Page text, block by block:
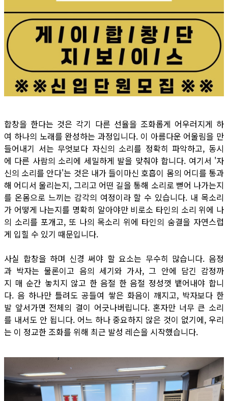
합창을 한다는 것은 각기 다른 선율을 조화롭게 어우러지게 하
여 하나의 노래를 완성하는 과정입니다. 이 아름다운 어울림을 만
들어내기 서는 무엇보다 자신의 소리를 정확히 파악하고, 동시
에 다른 사람의 소리에 세밀하게 발을 맞춰야 합니다. 여기서 '자
신의 소리를 안다'는 것은 내가 들이마신 호흡이 몸의 어디를 통과
해 어디서 울리는지, 그리고 어떤 길을 통해 소리로 뻗어 나가는지
를 온몸으로 느끼는 감각의 여정이라 할 수 있습니다. 내 목소리
가 어떻게 나는지를 명확히 알아야만 비로소 타인의 소리 위에 나
의 소리를 포개고, 또 나의 목소리 위에 타인의 숨결을 자연스럽
게 입힐 수 있기 때문입니다.
사실 합창을 하며 신경 써야 할 요소는 무수히 많습니다. 음정
과 박자는 물론이고 음의 세기와 가사, 그 안에 담긴 감정까
지 매 순간 놓치지 않고 한 음절 한 음절 정성껏 뱉어내야 합니
다. 음 하나만 틀려도 공들여 쌓은 화음이 깨지고, 박자보다 한
발 앞서가면 전체의 결이 어긋나버립니다. 혼자만 너무 큰 소리
를 내서도 안 됩니다. 어느 하나 중요하지 않은 것이 없기에, 우리
는 이 정교한 조화를 위해 최근 발성 레슨을 시작했습니다.